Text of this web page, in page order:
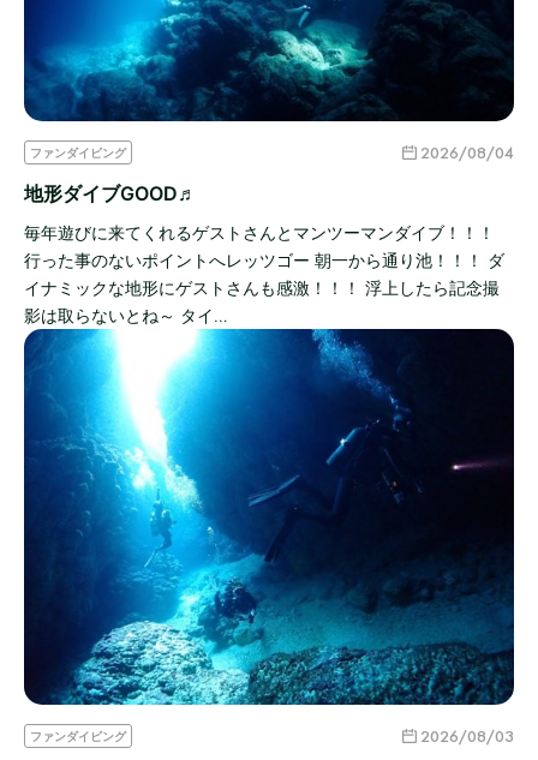
ファンダイビング 2026/08/04
地形ダイブGOOD♬
毎年遊びに来てくれるゲストさんとマンツーマンダイブ！！！
行った事のないポイントへレッツゴー 朝一から通り池！！！ ダ
イナミックな地形にゲストさんも感激！！！ 浮上したら記念撮
影は取らないとね～ タイ…
ファンダイビング 2026/08/03